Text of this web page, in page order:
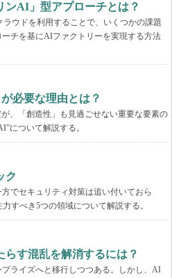
AI」型アプローチとは？
ウドを利用することで、いくつかの課題
チを基にAIファクトリーを実現する方法
必要な理由とは？
、「創造性」も見過ごせない重要な要素の
について解説する。
ク
でセキュリティ対策は追い付いておら
すべき5つの領域について解説する。
す混乱を解消するには？
ライズへと移行しつつある。しかし、AI